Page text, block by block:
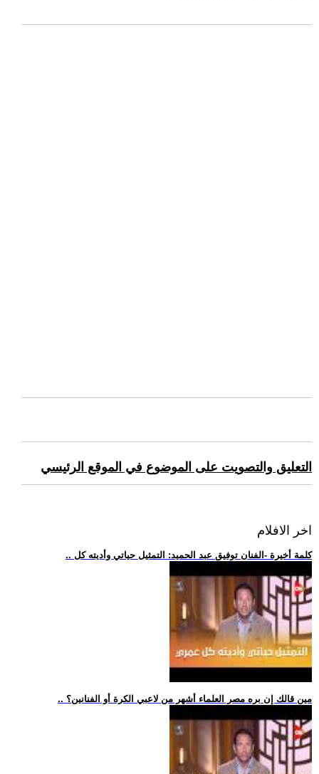
التعليق والتصويت على الموضوع في الموقع الرئيسي
اخر الافلام
.. كلمة أخيرة -الفنان توفيق عبد الحميد: التمثيل حياتي وأديته كل
.. مين قالك إن بره مصر العلماء أشهر من لاعبي الكرة أو الفنانين؟